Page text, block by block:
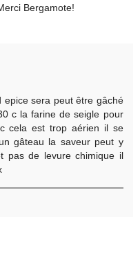
Bergamote!
epice sera peut être gâché
c la farine de seigle pour
cela est trop aérien il se
gâteau la saveur peut y
pas de levure chimique il